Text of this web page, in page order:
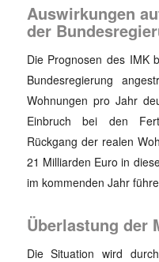
Auswirkungen
der
Die Prognosen des IMK
Bundesregierung
Wohnungen pro Jahr
Einbruch bei den
Rückgang der realen
21 Milliarden Euro in
im kommenden Jahr
Überlastung der
Die Situation wird